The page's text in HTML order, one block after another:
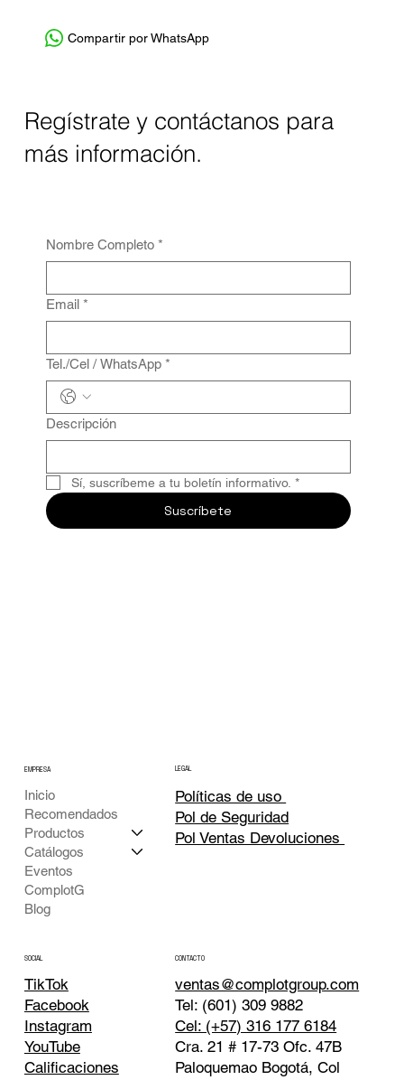
Compartir por WhatsApp
Regístrate y contáctanos para
más información.
Nombre Completo *
Email *
Tel./Cel / WhatsApp *
Descripción
Sí, suscríbeme a tu boletín informativo. *
Suscríbete
EMPRESA
Inicio
Recomendados
Productos
Catálogos
Eventos
ComplotG
Blog
LEGAL
Políticas de uso
Pol de Seguridad
Pol Ventas Devoluciones
SOCIAL
TikTok
Facebook
Instagram
YouTube
Calificaciones
CONTACTO
ventas@complotgroup.com
Tel: (601) 309 9882
Cel: (+57) 316 177 6184
Cra. 21 # 17-73 Ofc. 47B
Paloquemao Bogotá, Col